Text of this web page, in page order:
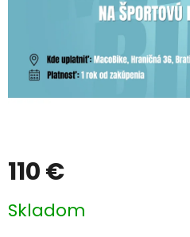
110 €
cena:
Skladom